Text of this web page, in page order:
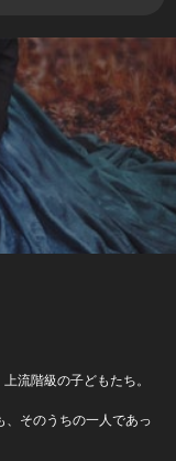
流階級の子どもたち。
そのうちの一人であっ